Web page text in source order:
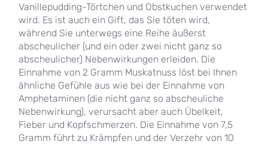
Vanillepudding-Törtchen und Obstkuchen verwendet
wird. Es ist auch ein Gift, das Sie töten wird,
während Sie unterwegs eine Reihe äußerst
abscheulicher (und ein oder zwei nicht ganz so
abscheulicher) Nebenwirkungen erleiden. Die
Einnahme von 2 Gramm Muskatnuss löst bei Ihnen
ähnliche Gefühle aus wie bei der Einnahme von
Amphetaminen (die nicht ganz so abscheuliche
Nebenwirkung), verursacht aber auch Übelkeit,
Fieber und Kopfschmerzen. Die Einnahme von 7,5
Gramm führt zu Krämpfen und der Verzehr von 10